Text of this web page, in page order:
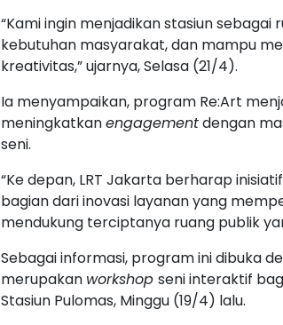
“Kami ingin menjadikan stasiun
kebutuhan masyarakat, dan mampu
kreativitas,” ujarnya, Selasa (21/4).
Ia menyampaikan, program Re:Art
meningkatkanengagementdengan
seni.
“Ke depan, LRT Jakarta berharap
bagian dari inovasi layanan yang
mendukung terciptanya ruang publik
Sebagai informasi, program ini dibuka
merupakan workshop seni interaktif
Stasiun Pulomas, Minggu (19/4) lalu.